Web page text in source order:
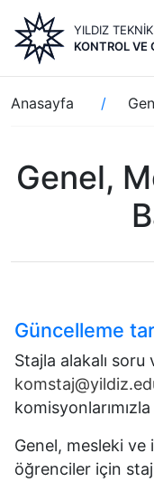
içeriğe
atla
YILDIZ
KONTROL VE
Sayfa
yolu
Anasayfa
Genel,
Güncelleme
Stajla alakalı
Genel, mesleki ve
öğrenciler için